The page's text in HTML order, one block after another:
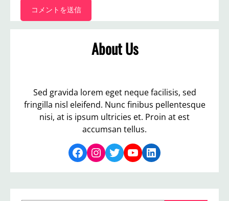
About Us
Sed gravida lorem eget neque facilisis, sed
fringilla nisl eleifend. Nunc finibus pellentesque
nisi, at is ipsum ultricies et. Proin at est
accumsan tellus.
Facebook Instagram Twitter YouTube LinkedIn